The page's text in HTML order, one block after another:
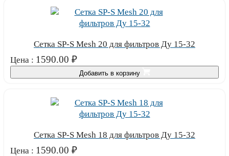
Сетка SP-S Mesh 20 для фильтров Ду 15-32
Цена : 1590.00 ₽
Добавить в корзину
Сетка SP-S Mesh 18 для фильтров Ду 15-32
Цена : 1590.00 ₽